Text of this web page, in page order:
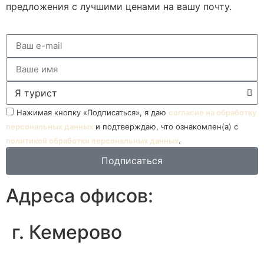
предложения с лучшими ценами на вашу почту.
Нажимая кнопку «Подписаться», я даю согласие на обработку
персональных данных и подтверждаю, что ознакомлен(а) с
политикой обработки персональных данных.
Подписаться
Адреса офисов:
г. Кемерово